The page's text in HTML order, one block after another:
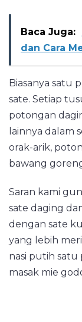
Baca Juga:
dan Cara
Biasanya satu
sate. Setiap
potongan
lainnya dalam
orak-arik,
bawang
Saran kami
sate daging
dengan sate
yang lebih
nasi putih satu
masak mie